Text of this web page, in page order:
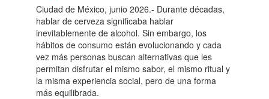
Ciudad de México, junio 2026.- Durante décadas,
hablar de cerveza significaba hablar
inevitablemente de alcohol. Sin embargo, los
hábitos de consumo están evolucionando y cada
vez más personas buscan alternativas que les
permitan disfrutar el mismo sabor, el mismo ritual y
la misma experiencia social, pero de una forma
más equilibrada.